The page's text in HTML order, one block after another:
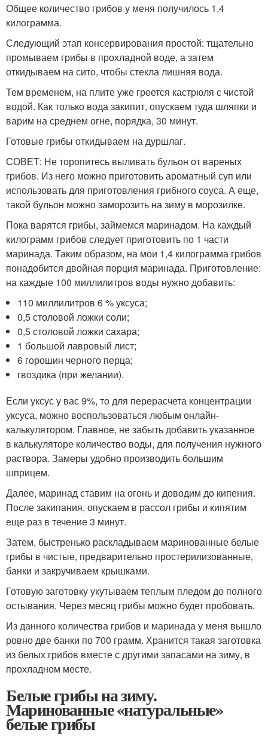
Общее количество грибов у меня получилось 1,4
килограмма.
Следующий этап консервирования простой: тщательно
промываем грибы в прохладной воде, а затем
откидываем на сито, чтобы стекла лишняя вода.
Тем временем, на плите уже греется кастрюля с чистой
водой. Как только вода закипит, опускаем туда шляпки и
варим на среднем огне, порядка, 30 минут.
Готовые грибы откидываем на дуршлаг.
СОВЕТ: Не торопитесь выливать бульон от вареных
грибов. Из него можно приготовить ароматный суп или
использовать для приготовления грибного соуса. А еще,
такой бульон можно заморозить на зиму в морозилке.
Пока варятся грибы, займемся маринадом. На каждый
килограмм грибов следует приготовить по 1 части
маринада. Таким образом, на мои 1,4 килограмма грибов
понадобится двойная порция маринада. Приготовление:
на каждые 100 миллилитров воды нужно добавить:
110 миллилитров 6 % уксуса;
0,5 столовой ложки соли;
0,5 столовой ложки сахара;
1 большой лавровый лист;
6 горошин черного перца;
гвоздика (при желании).
Если уксус у вас 9%, то для перерасчета концентрации
уксуса, можно воспользоваться любым онлайн-
калькулятором. Главное, не забыть добавить указанное
в калькуляторе количество воды, для получения нужного
раствора. Замеры удобно производить большим
шприцем.
Далее, маринад ставим на огонь и доводим до кипения.
После закипания, опускаем в рассол грибы и кипятим
еще раз в течение 3 минут.
Затем, быстренько раскладываем маринованные белые
грибы в чистые, предварительно простерилизованные,
банки и закручиваем крышками.
Готовую заготовку укутываем теплым пледом до полного
остывания. Через месяц грибы можно будет пробовать.
Из данного количества грибов и маринада у меня вышло
ровно две банки по 700 грамм. Хранится такая заготовка
из белых грибов вместе с другими запасами на зиму, в
прохладном месте.
Белые грибы на зиму.
Маринованные «натуральные»
белые грибы